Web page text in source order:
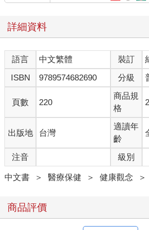
詳細資料
語言 中文繁體 裝訂
ISBN
9789574682690 分級
頁數 220
商品規
格
出版地 台灣
適讀年
齡
注音 級別
中文書 ＞ 醫療保健 ＞ 健康觀念 ＞
商品評價